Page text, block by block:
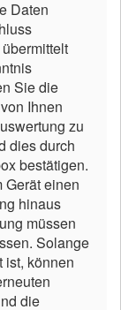
Daten
Sie die
Ihnen
zu
dies durch
bestätigen.
Gerät einen
hinaus
müssen
Solange
ist, können
die